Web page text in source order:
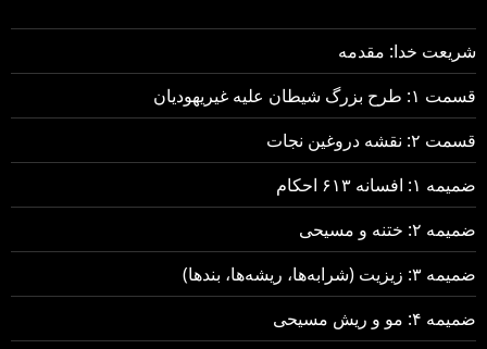
شریعت خدا: مقدمه
قسمت ۱: طرح بزرگ شیطان علیه غیریهودیان
قسمت ۲: نقشه دروغین نجات
ضمیمه ۱: افسانه ۶۱۳ احکام
ضمیمه ۲: ختنه و مسیحی
ضمیمه ۳: زیزیت (شرابه‌ها، ریشه‌ها، بندها)
ضمیمه ۴: مو و ریش مسیحی